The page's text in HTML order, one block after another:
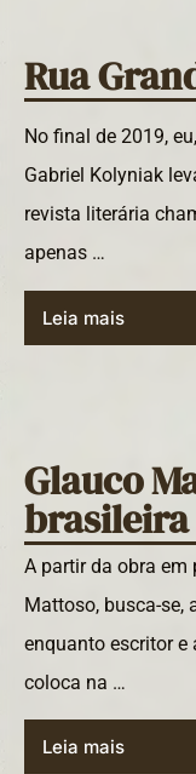
Rua
No final de 2019,
Gabriel Kolyniak
revista literária
apenas …
Leia mais
Glauco
brasileira
A partir da obra em
Mattoso, busca-se,
enquanto escritor e
coloca na …
Leia mais